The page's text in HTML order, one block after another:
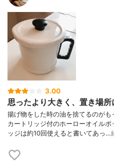
3.00
思ったより大きく、置き場所
揚げ物をした時の油を捨てるのが
カートリッジ付のホーローオイル
ッジは約10回使えると書いてあっ…